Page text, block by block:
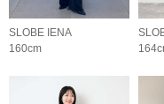
SLOBE IENA
160cm